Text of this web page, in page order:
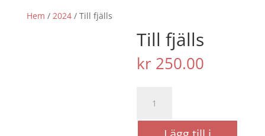
Hem / 2024/ Till fjälls
Till fjälls
kr 250.00
fjälls
mängd